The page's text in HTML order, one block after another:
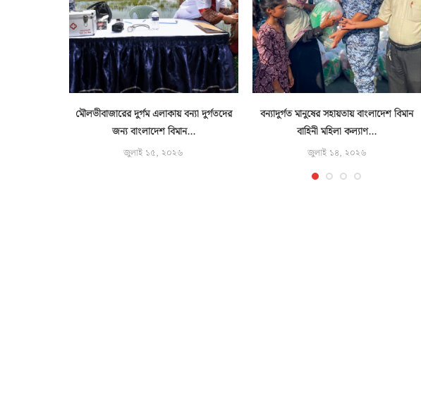
মৌলভীবাজারের দুর্গম এলাকায় বন্যা দুর্গতদের
জন্য বাংলাদেশ বিমান...
জুলাই ১৫, ২০২৬
বন্যাদুর্গত মানুষের সহায়তায় বাংলাদেশ বিমান
বাহিনী মহিলা কল্যাণ...
জুলাই ১৪, ২০২৬